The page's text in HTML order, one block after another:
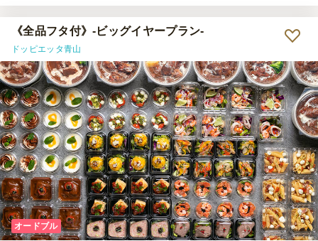
利用したいと思います。
《全品フタ付》-ビッグイヤープラン-
ドッピエッタ青山
オードブル